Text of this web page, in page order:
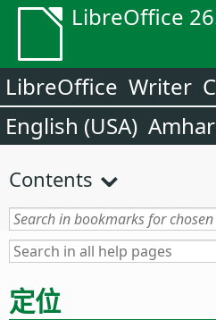
LibreOffice
LibreOffice Writer
English (USA)
Contents
定位